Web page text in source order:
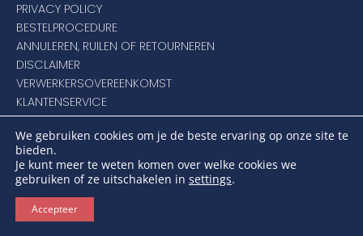
PRIVACY POLICY
BESTELPROCEDURE
ANNULEREN, RUILEN OF RETOURNEREN
DISCLAIMER
VERWERKERSOVEREENKOMST
KLANTENSERVICE
VEILIG BETALEN
SCHADUWPARASOLS BIEDT U VEILIG BETAALGEMAK
We gebruiken cookies om je de beste ervaring op onze site te
bieden.
Je kunt meer te weten komen over welke cookies we
gebruiken of ze uitschakelen in settings.
Accepteer